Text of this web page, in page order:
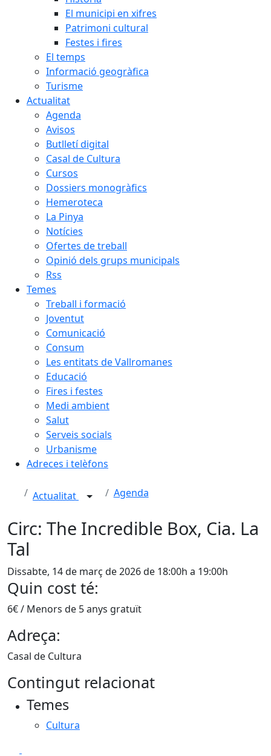
El municipi en xifres
Patrimoni cultural
Festes i fires
El temps
Informació geogràfica
Turisme
Actualitat
Agenda
Avisos
Butlletí digital
Casal de Cultura
Cursos
Dossiers monogràfics
Hemeroteca
La Pinya
Notícies
Ofertes de treball
Opinió dels grups municipals
Rss
Temes
Treball i formació
Joventut
Comunicació
Consum
Les entitats de Vallromanes
Educació
Fires i festes
Medi ambient
Salut
Serveis socials
Urbanisme
Adreces i telèfons
Actualitat Agenda
Circ: The Incredible Box, Cia. La
Tal
Dissabte, 14 de març de 2026 de 18:00h a 19:00h
Quin cost té:
6€ / Menors de 5 anys gratuït
Adreça:
Casal de Cultura
Contingut relacionat
Temes
Cultura